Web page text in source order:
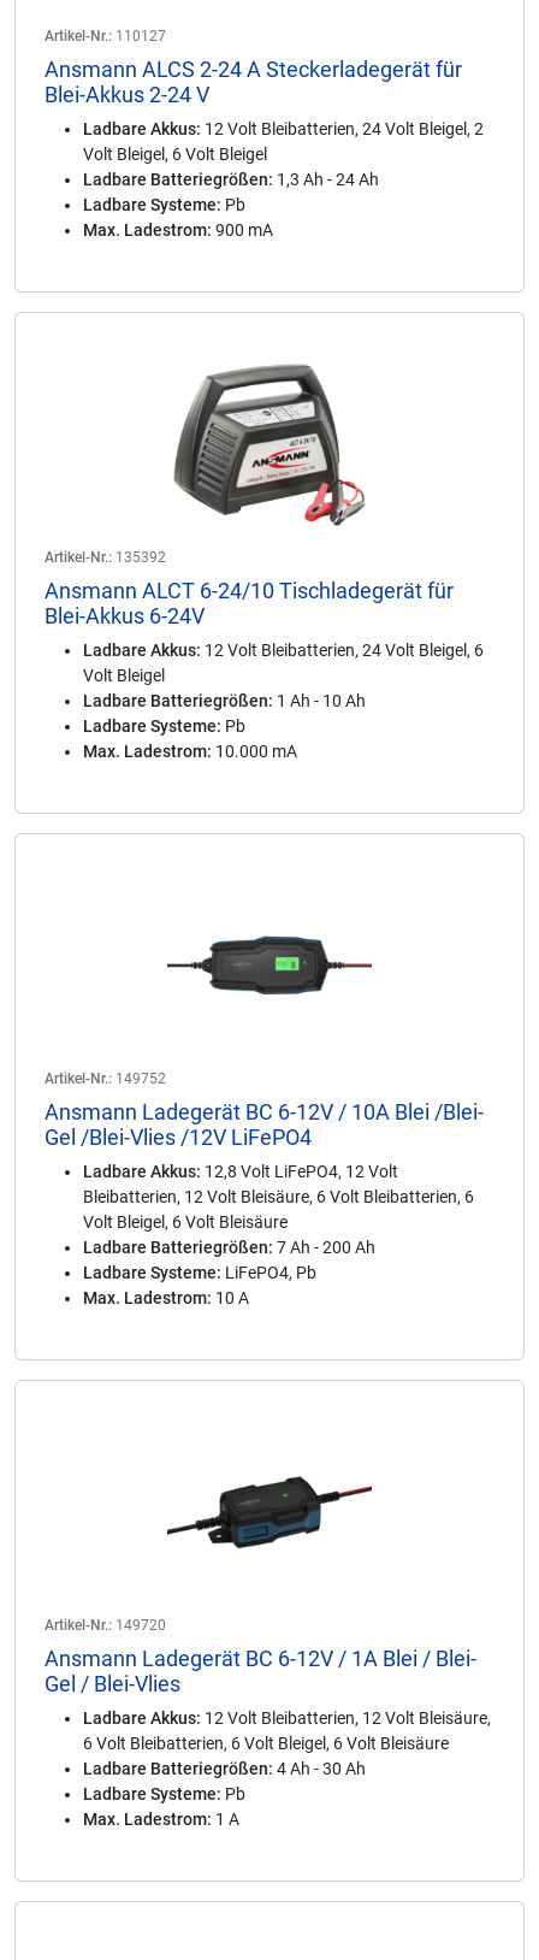
Artikel-Nr.: 110127
Ansmann ALCS 2-24 A Steckerladegerät für
Blei-Akkus 2-24 V
Ladbare Akkus: 12 Volt Bleibatterien, 24 Volt Bleigel, 2
Volt Bleigel, 6 Volt Bleigel
Ladbare Batteriegrößen: 1,3 Ah - 24 Ah
Ladbare Systeme: Pb
Max. Ladestrom: 900 mA
Artikel-Nr.: 135392
Ansmann ALCT 6-24/10 Tischladegerät für
Blei-Akkus 6-24V
Ladbare Akkus: 12 Volt Bleibatterien, 24 Volt Bleigel, 6
Volt Bleigel
Ladbare Batteriegrößen: 1 Ah - 10 Ah
Ladbare Systeme: Pb
Max. Ladestrom: 10.000 mA
Artikel-Nr.: 149752
Ansmann Ladegerät BC 6-12V / 10A Blei /Blei-
Gel /Blei-Vlies /12V LiFePO4
Ladbare Akkus: 12,8 Volt LiFePO4, 12 Volt
Bleibatterien, 12 Volt Bleisäure, 6 Volt Bleibatterien, 6
Volt Bleigel, 6 Volt Bleisäure
Ladbare Batteriegrößen: 7 Ah - 200 Ah
Ladbare Systeme: LiFePO4, Pb
Max. Ladestrom: 10 A
Artikel-Nr.: 149720
Ansmann Ladegerät BC 6-12V / 1A Blei / Blei-
Gel / Blei-Vlies
Ladbare Akkus: 12 Volt Bleibatterien, 12 Volt Bleisäure,
6 Volt Bleibatterien, 6 Volt Bleigel, 6 Volt Bleisäure
Ladbare Batteriegrößen: 4 Ah - 30 Ah
Ladbare Systeme: Pb
Max. Ladestrom: 1 A